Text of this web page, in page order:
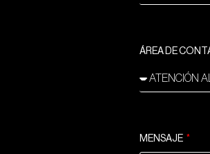
ÁREA DE
MENSAJE